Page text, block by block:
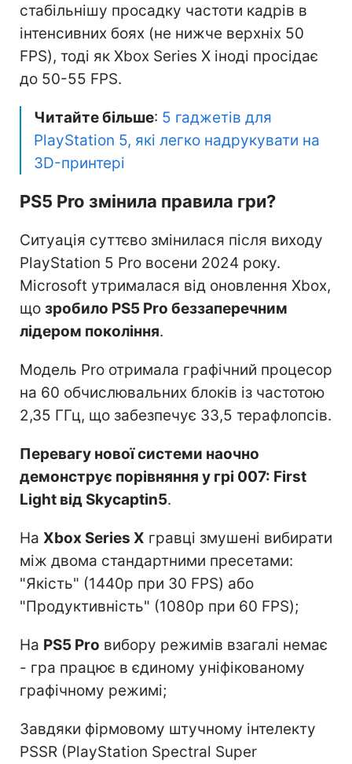
стабільнішу просадку частоти кадрів в
інтенсивних боях (не нижче верхніх 50
FPS), тоді як Xbox Series X іноді просідає
до 50-55 FPS.
Читайте більше: 5 гаджетів для
PlayStation 5, які легко надрукувати на
3D-принтері
PS5 Pro змінила правила гри?
Ситуація суттєво змінилася після виходу
PlayStation 5 Pro восени 2024 року.
Microsoft утрималася від оновлення Xbox,
що зробило PS5 Pro беззаперечним
лідером покоління.
Модель Pro отримала графічний процесор
на 60 обчислювальних блоків із частотою
2,35 ГГц, що забезпечує 33,5 терафлопсів.
Перевагу нової системи наочно
демонструє порівняння у грі 007: First
Light від Skycaptin5.
На Xbox Series X гравці змушені вибирати
між двома стандартними пресетами:
"Якість" (1440p при 30 FPS) або
"Продуктивність" (1080p при 60 FPS);
На PS5 Pro вибору режимів взагалі немає
- гра працює в єдиному уніфікованому
графічному режимі;
Завдяки фірмовому штучному інтелекту
PSSR (PlayStation Spectral Super